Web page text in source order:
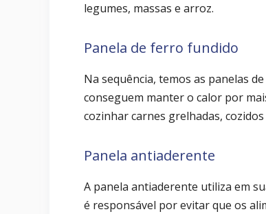
legumes, massas e arroz.
Panela de ferro fundido
Na sequência, temos as panelas
conseguem manter o calor por
cozinhar carnes grelhadas,
Panela antiaderente
A panela antiaderente utiliza em
é responsável por evitar que os